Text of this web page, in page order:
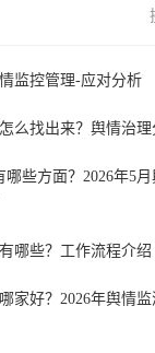
监控管理-应对分析
么找出来？舆情治理
哪些方面？2026年5
哪些？工作流程介绍
家好？2026年舆情